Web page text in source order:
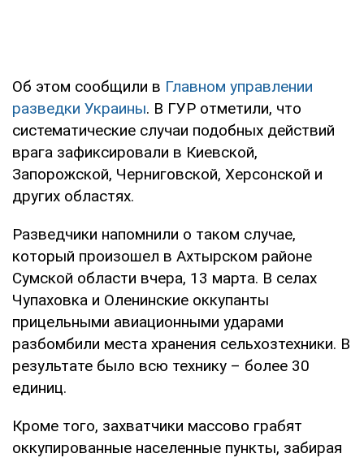
Об этом сообщили в Главном управлении
разведки Украины. В ГУР отметили, что
систематические случаи подобных действий
врага зафиксировали в Киевской,
Запорожской, Черниговской, Херсонской и
других областях.
Разведчики напомнили о таком случае,
который произошел в Ахтырском районе
Сумской области вчера, 13 марта. В селах
Чупаховка и Оленинские оккупанты
прицельными авиационными ударами
разбомбили места хранения сельхозтехники. В
результате было всю технику – более 30
единиц.
Кроме того, захватчики массово грабят
оккупированные населенные пункты, забирая